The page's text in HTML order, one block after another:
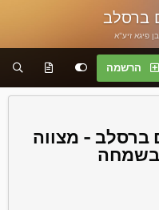
ברסלב
פיגא זיע"א
הרשמה
ברסלב - מצווה
בשמחה